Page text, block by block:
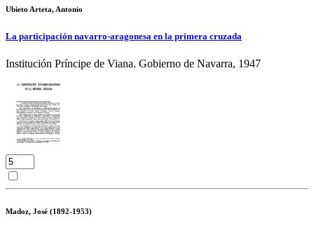
Ubieto Arteta, Antonio
La participación navarro-aragonesa en la primera cruzada
Institución Príncipe de Viana. Gobierno de Navarra, 1947
Madoz, José (1892-1953)